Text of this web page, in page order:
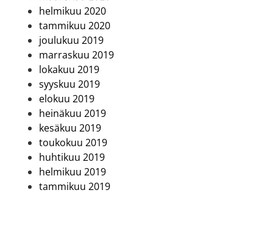
helmikuu 2020
tammikuu 2020
joulukuu 2019
marraskuu 2019
lokakuu 2019
syyskuu 2019
elokuu 2019
heinäkuu 2019
kesäkuu 2019
toukokuu 2019
huhtikuu 2019
helmikuu 2019
tammikuu 2019